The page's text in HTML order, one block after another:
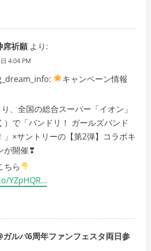
席祈願 より:
4:04 PM
キャンペーン情報
、全国の総合スーパー「イオン」
）で「バンドリ！ ガールズバンド
」×サントリーの【第2弾】コラボキ
が開催❣
ちら
YZpHQR…
ガルパ6周年ファンフェスタ両日参